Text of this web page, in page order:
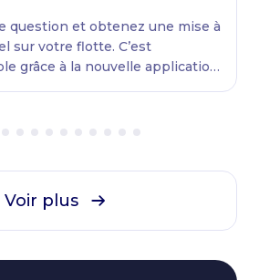
à ChatGPT
question et obtenez une mise à
sur votre flotte. C’est
grâce à la nouvelle application
Voir plus